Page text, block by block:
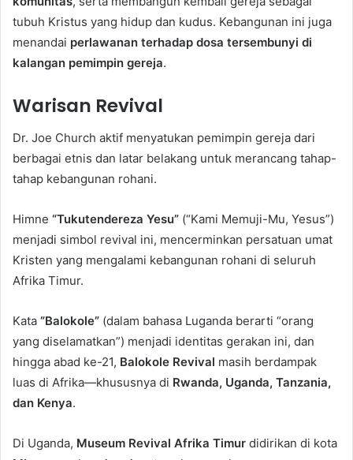
tubuh Kristus yang hidup dan kudus. Kebangunan ini juga
menandai perlawanan terhadap dosa tersembunyi di
kalangan pemimpin gereja.
Warisan Revival
Dr. Joe Church aktif menyatukan pemimpin gereja dari
berbagai etnis dan latar belakang untuk merancang tahap-
tahap kebangunan rohani.
Himne “Tukutendereza Yesu” (“Kami Memuji-Mu, Yesus”)
menjadi simbol revival ini, mencerminkan persatuan umat
Kristen yang mengalami kebangunan rohani di seluruh
Afrika Timur.
Kata “Balokole” (dalam bahasa Luganda berarti “orang
yang diselamatkan”) menjadi identitas gerakan ini, dan
hingga abad ke-21, Balokole Revival masih berdampak
luas di Afrika—khususnya di Rwanda, Uganda, Tanzania,
dan Kenya.
Di Uganda, Museum Revival Afrika Timur didirikan di kota